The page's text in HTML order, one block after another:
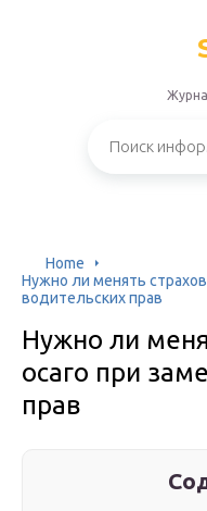
Home
Нужно ли менять
водительских прав
Нужно ли
осаго при
прав